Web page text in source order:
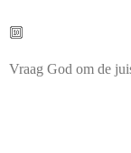
🔟
Vraag God om de